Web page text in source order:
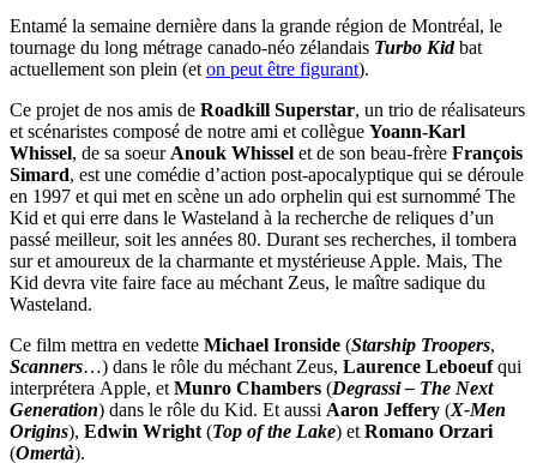
Entamé la semaine dernière dans la grande région de Montréal, le
tournage du long métrage canado-néo zélandais Turbo Kidbat
actuellement son plein (et on peut être figurant).
Ce projet de nos amis de Roadkill Superstar, un trio de réalisateurs
et scénaristes composé de notre ami et collègue Yoann-Karl
Whissel, de sa soeur Anouk Whissel et de son beau-frère François
Simard, est une comédie d’action post-apocalyptique qui se déroule
en 1997 et qui met en scène un ado orphelin qui est surnommé The
Kid et qui erre dans le Wasteland à la recherche de reliques d’un
passé meilleur, soit les années 80. Durant ses recherches, il tombera
sur et amoureux de la charmante et mystérieuse Apple. Mais, The
Kid devra vite faire face au méchant Zeus, le maître sadique du
Wasteland.
Ce film mettra en vedette Michael Ironside (Starship Troopers,
Scanners…) dans le rôle du méchant Zeus, Laurence Leboeufqui
interprétera Apple, et Munro Chambers (Degrassi – The Next
Generation) dans le rôle du Kid. Et aussi Aaron Jeffery (X-Men
Origins), Edwin Wright (Top of the Lake) et Romano Orzari
(Omertà).